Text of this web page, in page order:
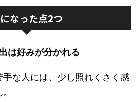
なった点2つ
は好みが分かれる
な人には、少し照れくさく感